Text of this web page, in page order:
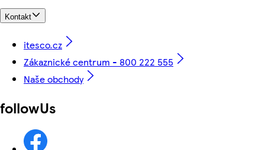
Kontakt
itesco.cz
Zákaznické centrum - 800 222 555
Naše obchody
followUs